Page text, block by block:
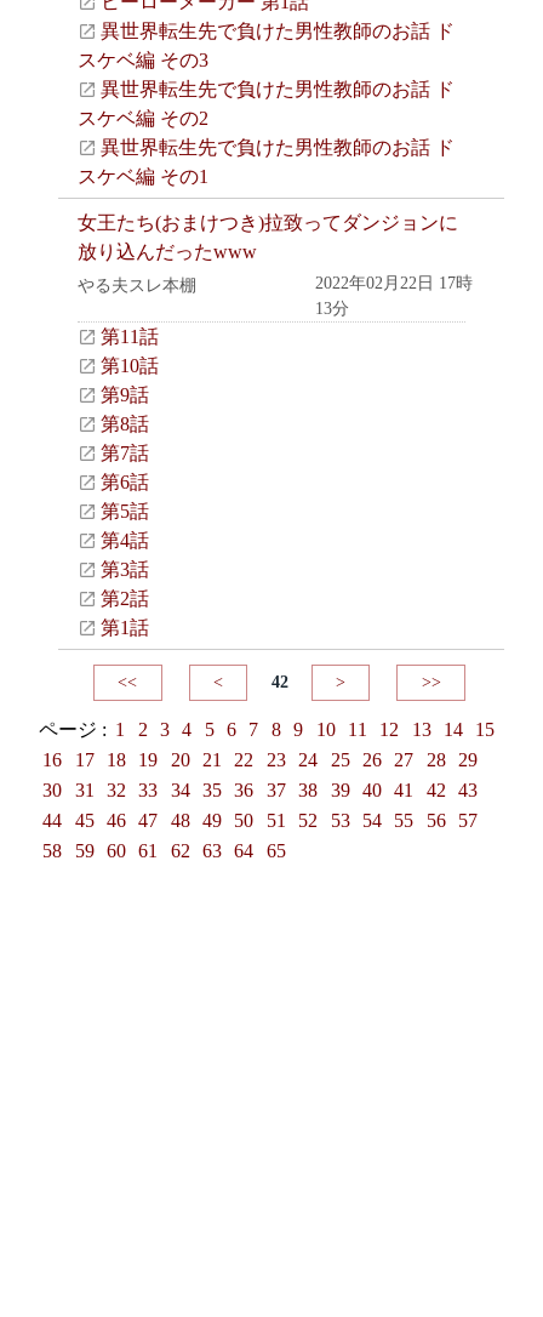
異世界転生先で負けた男性教師のお話 ド
スケベ編 その3
異世界転生先で負けた男性教師のお話 ド
スケベ編 その2
異世界転生先で負けた男性教師のお話 ド
スケベ編 その1
女王たち(おまけつき)拉致ってダンジョンに
放り込んだったwww
やる夫スレ本棚
2022年02月22日 17時
13分
第11話
第10話
第9話
第8話
第7話
第6話
第5話
第4話
第3話
第2話
第1話
<< < 42 > >>
ページ : 1 2 3 4 5 6 7 8 9 10 11 12 13 14
15
16
17 18 19 20 21 22 23 24 25 26 27 28
29
30
31 32 33 34 35 36 37 38 39 40 41 42
43
44
45 46 47 48 49 50 51 52 53 54 55 56
57
58
59 60 61 62 63 64 65